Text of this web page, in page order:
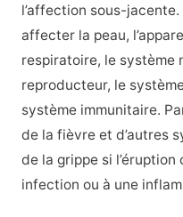
l’affection sous-
affecter la peau,
respiratoire, le système
reproducteur, le
système immunitaire.
de la fièvre et d’autres
de la grippe si
infection ou à une